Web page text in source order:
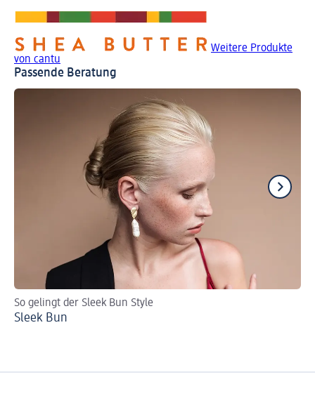
Weitere Produkte
von cantu
Passende Beratung
So gelingt der Sleek Bun Style
Sleek Bun